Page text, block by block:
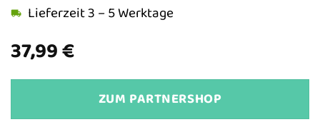
37,99€
Lieferzeit 3 – 5 Werktage
ZUM PARTNERSHOP